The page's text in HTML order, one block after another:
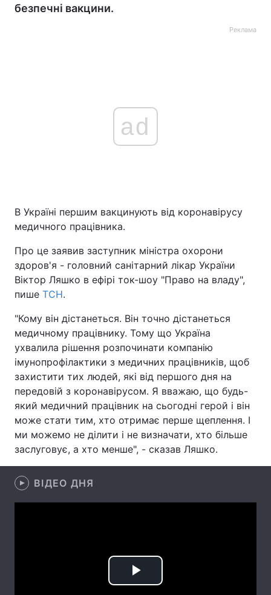
Головна
Україна Політика
Економіка Світ
Техно і зв'язок Лайт
Зброя Інциденти
Здоров'я Туризм
Цікавинки Погода
Екологія Регіони
Лонгріди
Відео з Youtube Статті
Вакансії
безпечні вакцини.
Реклама
ad
В Україні першим вакцинують від коронавірусу
медичного працівника.
Про це заявив заступник міністра охорони
здоров'я - головний санітарний лікар України
Віктор Ляшко в ефірі ток-шоу "Право на владу",
пише ТСН.
"Кому він дістанеться. Він точно дістанеться
медичному працівнику. Тому що Україна
ухвалила рішення розпочинати компанію
імунопрофілактики з медичних працівників, щоб
захистити тих людей, які від першого дня на
передовій з коронавірусом. Я вважаю, що будь-
який медичний працівник на сьогодні герой і він
може стати тим, хто отримає перше щеплення. І
ми можемо не ділити і не визначати, хто більше
заслуговує, а хто менше", - сказав Ляшко.
ВІДЕО ДНЯ
Play